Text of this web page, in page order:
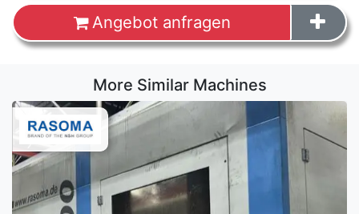
Angebot anfragen
More Similar Machines